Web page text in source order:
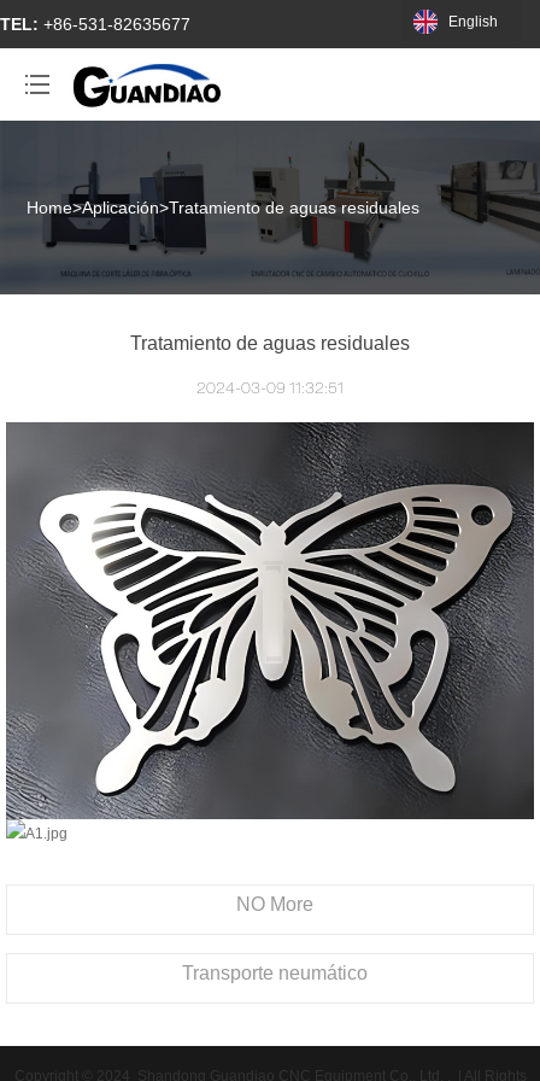
TEL: +86-531-82635677 English
Home>Aplicación>Tratamiento de aguas residuales
Tratamiento de aguas residuales
2024-03-09 11:32:51
NO More
Transporte neumático
Copyright © 2024 Shandong Guandiao CNC Equipment Co., Ltd. . | All Rights